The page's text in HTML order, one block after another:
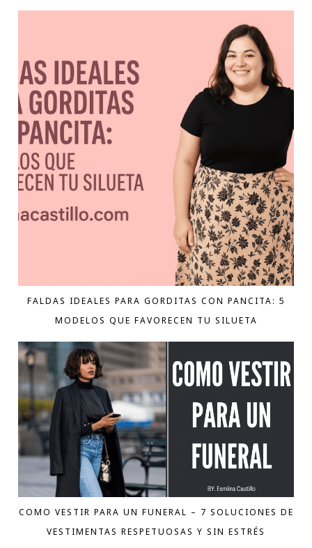
FALDAS IDEALES PARA GORDITAS CON PANCITA: 5
MODELOS QUE FAVORECEN TU SILUETA
COMO VESTIR PARA UN FUNERAL – 7 SOLUCIONES DE
VESTIMENTAS RESPETUOSAS Y SIN ESTRÉS